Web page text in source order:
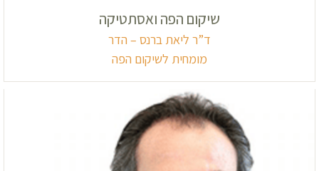
שיקום הפה ואסתטיקה
ד”ר ליאת ברנס – הדר
מומחית לשיקום הפה